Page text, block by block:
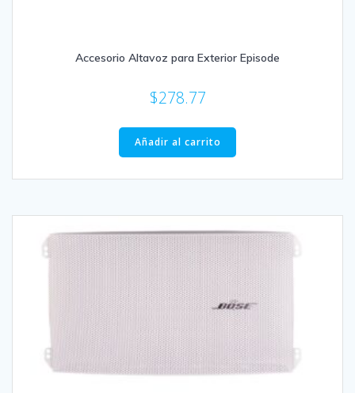
Accesorio Altavoz para Exterior Episode
$278.77
Añadir al carrito